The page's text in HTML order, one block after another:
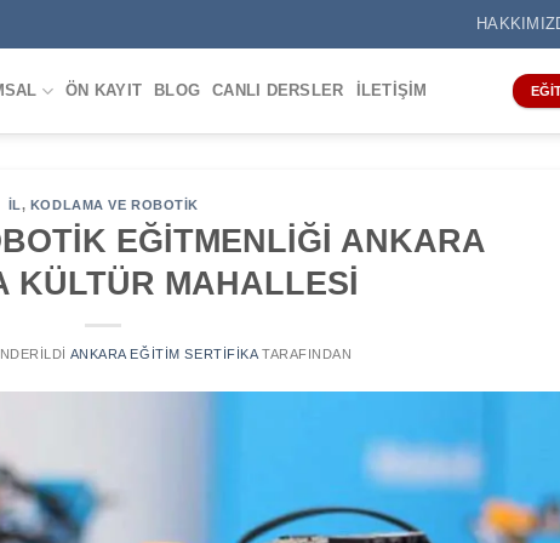
ÖN KAYIT BLOG CANLI DERSLER İLETIŞIM
IL, KODLAMA VE ROBOTIK
EĞİTMENLİĞİ ANKARA
KÜLTÜR MAHALLESİ
ANKARA EĞITIM SERTIFIKATARAFINDAN